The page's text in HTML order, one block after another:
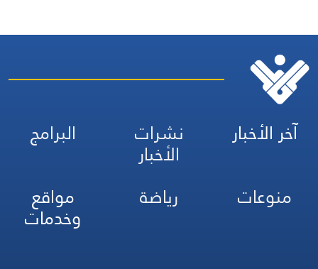
آخر الأخبار نشرات
الأخبار
البرامج
منوعات
رياضة مواقع
وخدمات